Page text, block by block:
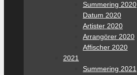
Summering 2020
Datum 2020
Artister 2020
Arrangörer 2020
Affischer 2020
2021
Summering 2021